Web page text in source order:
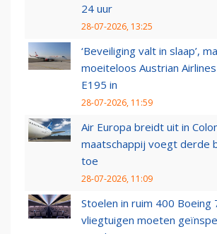
24 uur
28-07-2026, 13:25
‘Beveiliging valt in slaap’,
moeiteloos Austrian
E195 in
28-07-2026, 11:59
Air Europa breidt uit in
maatschappij voegt derde
toe
28-07-2026, 11:09
Stoelen in ruim 400 Boeing
vliegtuigen moeten